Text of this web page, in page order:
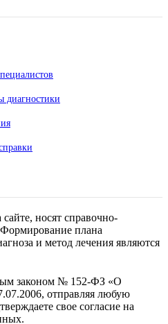
диагностики
носят справочно-
плана
и метод лечения являются
законом № 152-ФЗ «О
отправляя любую
свое согласие на